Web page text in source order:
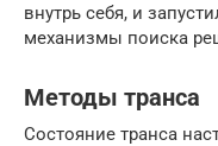
внутрь себя, и
механизмы поиска
Методы транса
Состояние транса